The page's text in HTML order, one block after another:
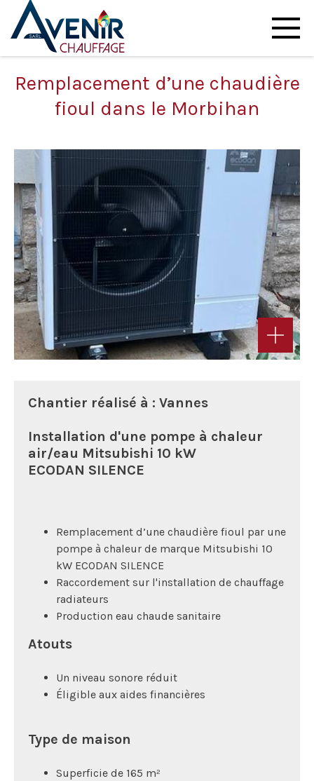
Remplacement d’une chaudière
fioul dans le Morbihan
Chantier réalisé à : Vannes
Installation d'une pompe à chaleur
air/eau Mitsubishi 10 kW
ECODAN SILENCE
Remplacement d’une chaudière fioul par une
pompe à chaleur de marque Mitsubishi 10
kW ECODAN SILENCE
Raccordement sur l'installation de chauffage
radiateurs
Production eau chaude sanitaire
Atouts
Un niveau sonore réduit
Éligible aux aides financières
Type de maison
Superficie de 165 m²